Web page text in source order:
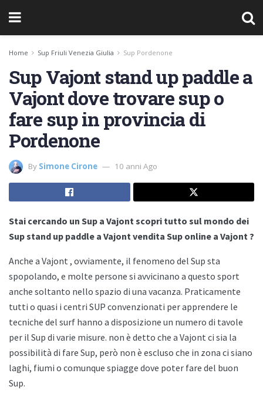
Home Sup Friuli Venezia Giulia Sup Pordenone
Sup Vajont stand up paddle a
Vajont dove trovare sup o
fare sup in provincia di
Pordenone
By Simone Cirone 10 anni Ago
Stai cercando un Sup a Vajont scopri tutto sul mondo dei
Sup stand up paddle a Vajont vendita Sup online a Vajont ?
Anche a Vajont , ovviamente, il fenomeno del Sup sta
spopolando, e molte persone si avvicinano a questo sport
anche soltanto nello spazio di una vacanza. Praticamente
tutti o quasi i centri SUP convenzionati per apprendere le
tecniche del surf hanno a disposizione un numero di tavole
per il Sup di varie misure. non è detto che a Vajont ci sia la
possibilità di fare Sup, però non è escluso che in zona ci siano
laghi, fiumi o comunque spiagge dove poter fare del buon
Sup.